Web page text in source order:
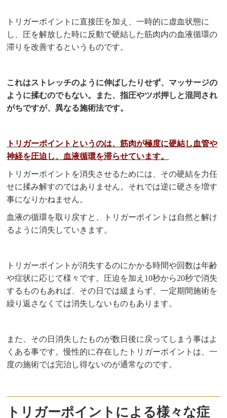
トリガーポイントに直接圧を加え、一時的に虚血状態に
し、圧を解放した時に反動で硬結した筋肉内の血液循環の
滞りを改善するというものです。
これはストレッチのように伸ばしたりせず、マッサージの
ように揉むのでもない。また、指圧やツボ押しと混同され
がちですが、異なる施術法です。
トリガーポイントというのは、筋肉が極度に硬結し血管や
神経を圧迫し、血液循環を滞らせています。
トリガーポイントを消失させるためには、その硬結を力任
せに揉み解すのではありません。それでは逆に硬さを増す
事になりかねません。
血液の循環を取り戻すと、トリガーポイントは自然と解け
るように消失していきます。
トリガーポイントが消失するのにかかる時間や回数は年齢
や症状に応じて様々です。圧迫を加え10秒から20秒で消失
するものもあれば、その日では緩まらず、一定期間施術を
繰り返さなくては消失しないものもあります。
また、その日消失したものが数日後に戻ってしまう事はよ
くある事です。慢性的に存在したトリガーポイントは、一
度の施術では完治し得ないのが通常なのです。
トリガーポイントによる様々な症